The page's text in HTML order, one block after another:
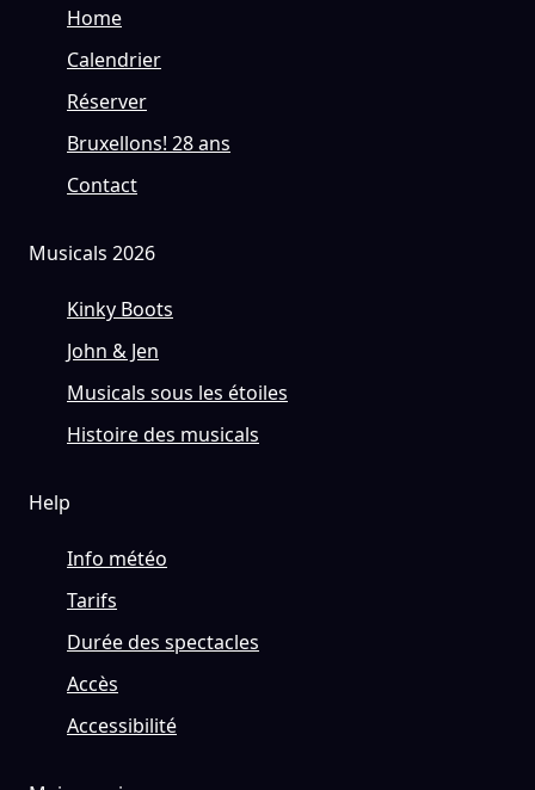
Home
Calendrier
Réserver
Bruxellons! 28 ans
Contact
Musicals 2026
Kinky Boots
John & Jen
Musicals sous les étoiles
Histoire des musicals
Help
Info météo
Tarifs
Durée des spectacles
Accès
Accessibilité